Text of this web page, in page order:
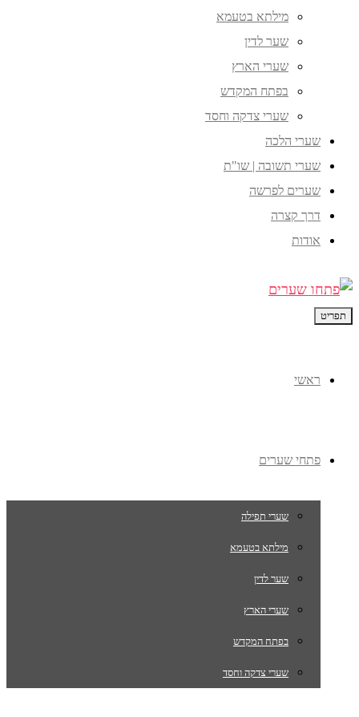
מילתא בטעמא
שער לדין
שערי הארץ
בפתח המקדש
שערי צדקה וחסד
שערי הלכה
שערי תשובה | שו"ת
שערים לפרשה
דרך קצרה
אודות
תפריט
ראשי
פתחי שערים
שערי תפילה
מילתא בטעמא
שער לדין
שערי הארץ
בפתח המקדש
שערי צדקה וחסד